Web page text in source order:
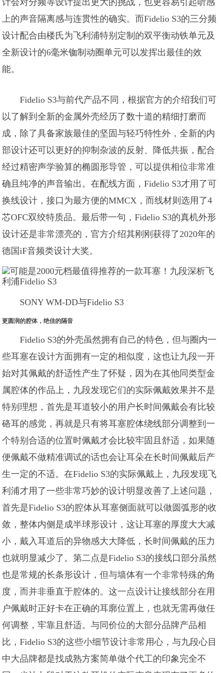
计会对分频等设计提出更大的挑战，也更容易引起听感
上的声音隔离感与连贯性的确实。而Fidelio S3的三分频
设计配合由楼氏为飞利浦特别定制的双平衡动铁单元及
全新设计的6毫米铷制动圈单元可以发挥出最佳的效
能。
Fidelio S3与前代产品不同，根据官方的介绍我们可
以了解到全新的金属外壳经历了数十道的精细打磨而
成，除了具备家族最佳的坚固与轻巧特性外，全新的内
部设计还可以更好的抑制杂波的反射、降低共振，配合
经过精密声学验算的椭圆形导管，可以提供相位非常准
确且纯净的声音输出。在配线方面，Fidelio S3才用了可
换线设计，接口为最方便的MMCX，而线材则选用了4
芯OFC双绞特质品。最后带一句，Fidelio S3的真机外形
设计还是非常漂亮的，官方介绍其刚刚获得了2020年的
德国iF音频类设计大奖。
SONY WM-DD与Fidelio S3
更圆润的腔体，绝佳的隔音
Fidelio S3的外壳虽然拥有自己的特色，但与圈内一
些耳塞在设计方面拥有一定的相似度，这也让九段一开
始对其佩戴的舒适性产生了怀疑，因为在其他同类型金
属腔体的作品上，九段发现它们的实际佩戴效果并不是
特别理想，首先是耳道较小的用户长时间佩戴会有比较
硌耳的感觉，再就是只有将耳塞腔体绕线部分调整到一
个特别合适的位置时佩戴才会比较牢固且舒适，如果随
便佩戴不做精准调试的话也会让耳朵在长时间佩戴后产
生一定的不适。在Fidelio S3的实际佩戴上，九段发现飞
利浦才用了一些非常巧妙的设计明显改善了上述问题，
首先是Fidelio S3的腔体从耳塞侧面就可以做圆弧形的收
敛，整体内侧是成半球形设计，这让耳塞的厚度大大减
小，戴入耳道后的异物感大大降低，长时间佩戴的压力
也就明显减少了。第二点是Fidelio S3的接线口部分虽然
也是常规的长条形设计，但与墙体有一个非常特殊的角
度，而并非垂直于腔体的。这一点设计让接线部分在用
户佩戴时正好卡在正确的耳廓位置上，也就无需再做任
何调整，牢靠且舒适。与同价位的大部分品牌产品相
比，Fidelio S3的这些小细节设计非常用心，与九段心目
中大品牌都是找成熟方案简单做个代工的印象完全不